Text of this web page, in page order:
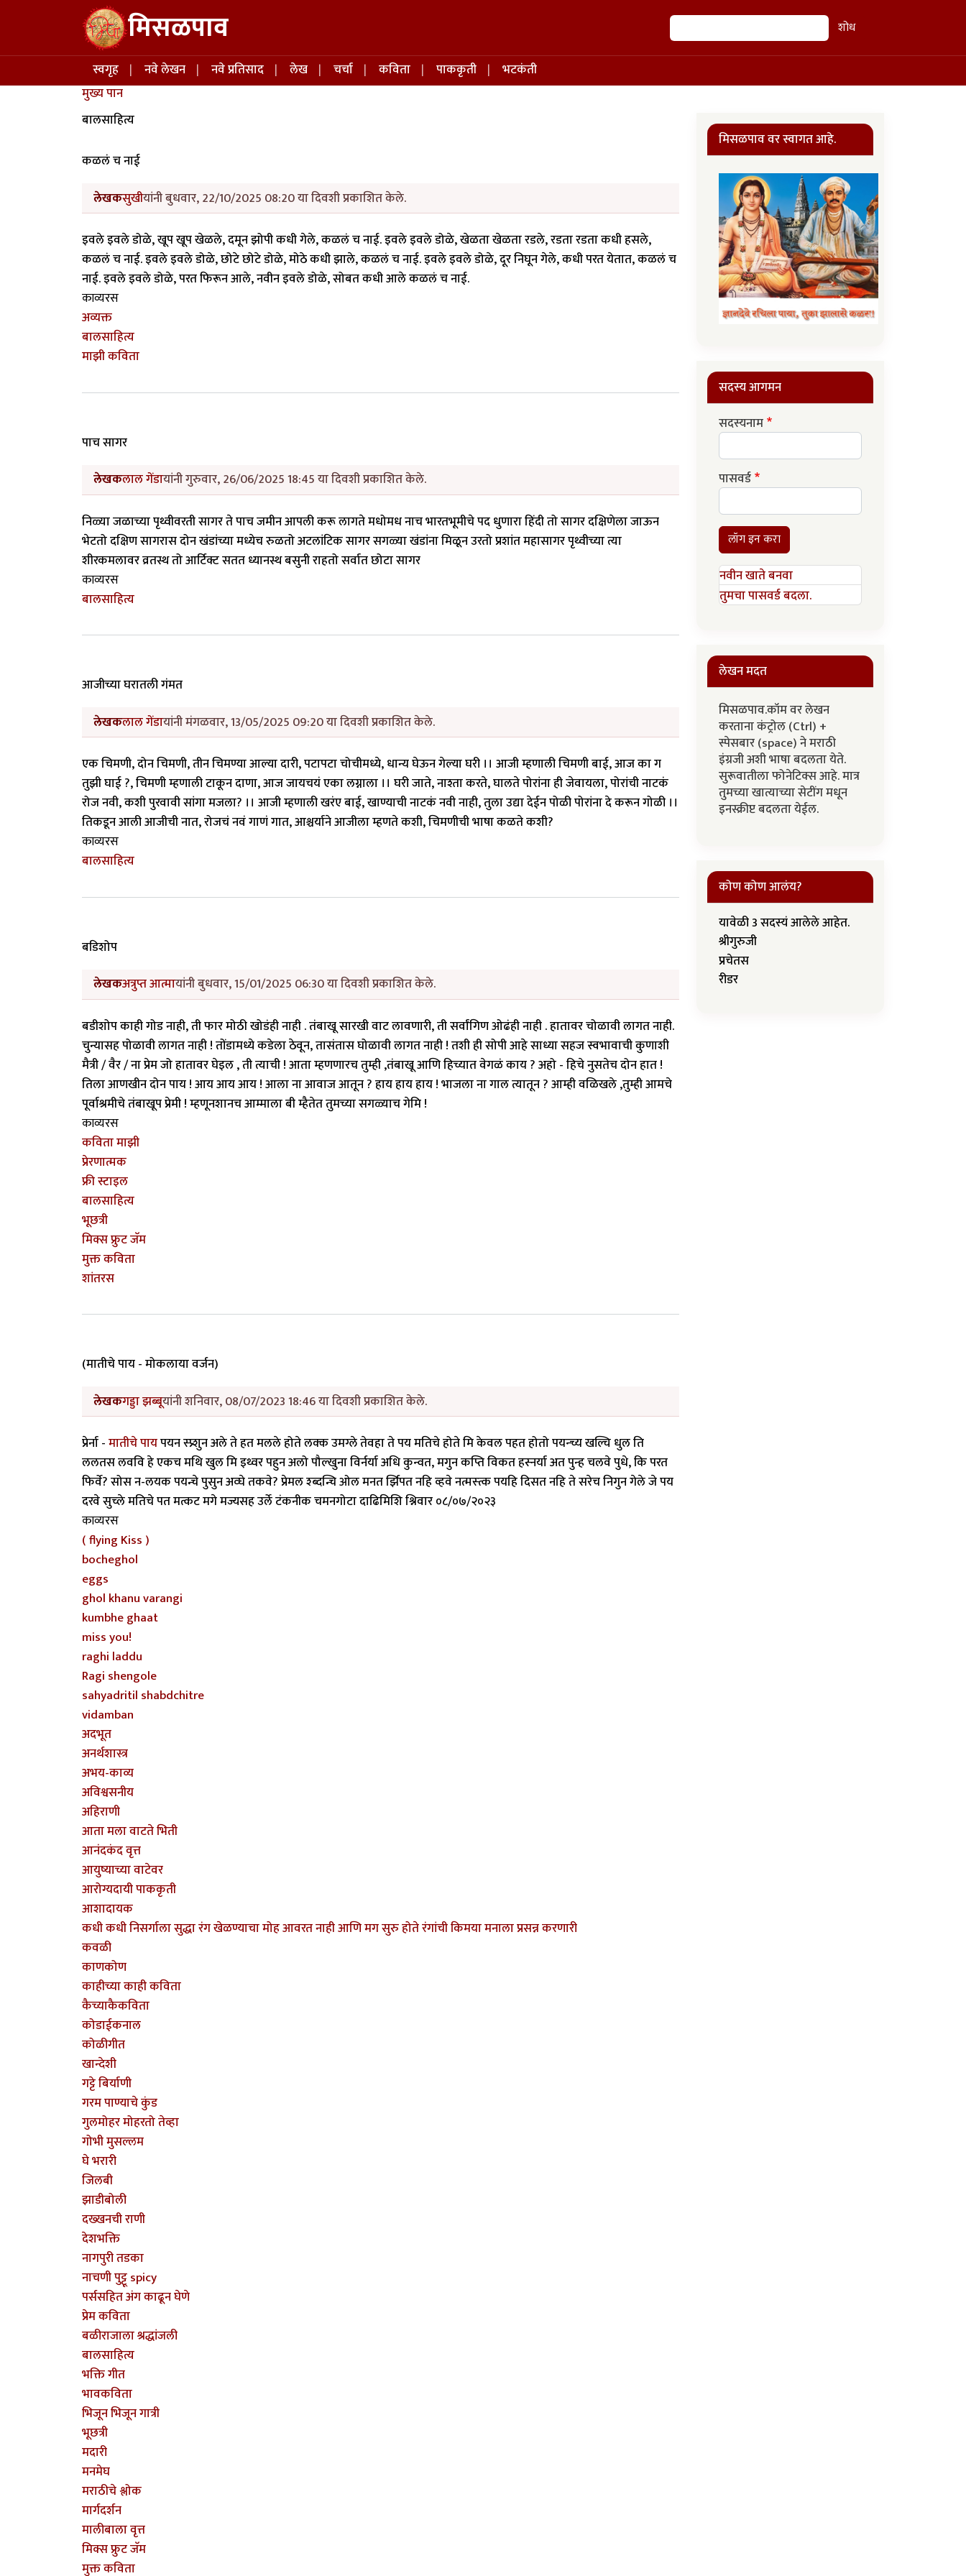
Skip to main content मिसळपाव शोध शोध
Main navigation
स्वगृह नवे लेखन नवे प्रतिसाद लेख चर्चा कविता पाककृती
भटकंती
मुख्य पान
बालसाहित्य
कळलं च नाई
लेखकसुखीयांनी बुधवार, 22/10/2025 08:20 या दिवशी प्रकाशित केले.
इवले इवले डोळे, खूप खूप खेळले, दमून झोपी कधी गेले, कळलं च नाई. इवले इवले डोळे, खेळता खेळता रडले, रडता रडता कधी हसले,
कळलं च नाई. इवले इवले डोळे, छोटे छोटे डोळे, मोठे कधी झाले, कळलं च नाई. इवले इवले डोळे, दूर निघून गेले, कधी परत येतात, कळलं च
नाई. इवले इवले डोळे, परत फिरून आले, नवीन इवले डोळे, सोबत कधी आले कळलं च नाई.
काव्यरस
अव्यक्त
बालसाहित्य
माझी कविता
पाच सागर
लेखकलाल गेंडायांनी गुरुवार, 26/06/2025 18:45 या दिवशी प्रकाशित केले.
निळ्या जळाच्या पृथ्वीवरती सागर ते पाच जमीन आपली करू लागते मधोमध नाच भारतभूमीचे पद धुणारा हिंदी तो सागर दक्षिणेला जाऊन
भेटतो दक्षिण सागरास दोन खंडांच्या मध्येच रुळतो अटलांटिक सागर सगळ्या खंडांना मिळून उरतो प्रशांत महासागर पृथ्वीच्या त्या
शीरकमलावर व्रतस्थ तो आर्टिक्ट सतत ध्यानस्थ बसुनी राहतो सर्वात छोटा सागर
काव्यरस
बालसाहित्य
आजीच्या घरातली गंमत
लेखकलाल गेंडायांनी मंगळवार, 13/05/2025 09:20 या दिवशी प्रकाशित केले.
एक चिमणी, दोन चिमणी, तीन चिमण्या आल्या दारी, पटापटा चोचीमध्ये, धान्य घेऊन गेल्या घरी ।। आजी म्हणाली चिमणी बाई, आज का ग
तुझी घाई ?, चिमणी म्हणाली टाकून दाणा, आज जायचयं एका लग्नाला ।। घरी जाते, नाश्ता करते, घालते पोरांना ही जेवायला, पोरांची नाटकं
रोज नवी, कशी पुरवावी सांगा मजला? ।। आजी म्हणाली खरंए बाई, खाण्याची नाटकं नवी नाही, तुला उद्या देईन पोळी पोरांना दे करून गोळी ।।
तिकडून आली आजीची नात, रोजचं नवं गाणं गात, आश्चर्याने आजीला म्हणते कशी, चिमणीची भाषा कळते कशी?
काव्यरस
बालसाहित्य
बडिशोप
लेखकअत्रुप्त आत्मायांनी बुधवार, 15/01/2025 06:30 या दिवशी प्रकाशित केले.
बडीशोप काही गोड नाही, ती फार मोठी खोडंही नाही . तंबाखू सारखी वाट लावणारी, ती सर्वांगिण ओढंही नाही . हातावर चोळावी लागत नाही.
चुन्यासह पोळावी लागत नाही ! तोंडामध्ये कडेला ठेवून, तासंतास घोळावी लागत नाही ! तशी ही सोपी आहे साध्या सहज स्वभावाची कुणाशी
मैत्री / वैर / ना प्रेम जो हातावर घेइल , ती त्याची ! आता म्हणणारच तुम्ही ,तंबाखू आणि हिच्यात वेगळं काय ? अहो - हिचे नुसतेच दोन हात !
तिला आणखीन दोन पाय ! आय आय आय ! आला ना आवाज आतून ? हाय हाय हाय ! भाजला ना गाल त्यातून ? आम्ही वळिखले ,तुम्ही आमचे
पूर्वाश्रमीचे तंबाखूप प्रेमी ! म्हणूनशानच आम्माला बी म्हैतेत तुमच्या सगळ्याच गेमि !
काव्यरस
कविता माझी
प्रेरणात्मक
फ्री स्टाइल
बालसाहित्य
भूछत्री
मिक्स फ्रुट जॅम
मुक्त कविता
शांतरस
(मातीचे पाय - मोकलाया वर्जन)
लेखकगड्डा झब्बूयांनी शनिवार, 08/07/2023 18:46 या दिवशी प्रकाशित केले.
प्रेर्ना -मातीचे पायपयन स्प्र्शुन अले ते हत मलले होते लक्क उमग्ले तेवहा ते पय मतिचे होते मि केवल पहत होतो पयन्च्य खल्चि धुल ति
ललतस लववि हे एकच मथि खुल मि इथ्वर पहुन अलो पौल्खुना विर्नर्या अधि कुन्वत, मगुन कप्ति विकत हस्नर्या अत पुन्ह चलवे पुधे, कि परत
फिर्वे? सोस न-लयक पयन्चे पुसुन अव्घे तकवे? प्रेमल श्ब्दन्चि ओल मनत र्झिपत नहि व्हवे नत्मस्त्क पयहि दिसत नहि ते सरेच निगुन गेले जे पय
दरवे सुच्ले मतिचे पत मत्कट मगे मज्यसह उर्ले टंकनीक चमनगोटा दाढिमिशि श्निवार ०८/०७/२०२३
काव्यरस
( flying Kiss )
bocheghol
eggs
ghol khanu varangi
kumbhe ghaat
miss you!
raghi laddu
Ragi shengole
sahyadritil shabdchitre
vidamban
अदभूत
अनर्थशास्त्र
अभय-काव्य
अविश्वसनीय
अहिराणी
आता मला वाटते भिती
आनंदकंद वृत्त
आयुष्याच्या वाटेवर
आरोग्यदायी पाककृती
आशादायक
कधी कधी निसर्गाला सुद्धा रंग खेळण्याचा मोह आवरत नाही आणि मग सुरु होते रंगांची किमया मनाला प्रसन्न करणारी
कवळी
काणकोण
काहीच्या काही कविता
कैच्याकैकविता
कोडाईकनाल
कोळीगीत
खान्देशी
गट्टे बिर्याणी
गरम पाण्याचे कुंड
गुलमोहर मोहरतो तेव्हा
गोभी मुसल्लम
घे भरारी
जिलबी
झाडीबोली
दख्खनची राणी
देशभक्ति
नागपुरी तडका
नाचणी पुट्टू spicy
पर्ससहित अंग काढून घेणे
प्रेम कविता
बळीराजाला श्रद्धांजली
बालसाहित्य
भक्ति गीत
भावकविता
भिजून भिजून गात्री
भूछत्री
मदारी
मनमेघ
मराठीचे श्लोक
मार्गदर्शन
मालीबाला वृत्त
मिक्स फ्रुट जॅम
मुक्त कविता
मिसळपाव वर स्वागत आहे.
सदस्य आगमन
सदस्यनाम
पासवर्ड
लॉग इन करा
नवीन खाते बनवा
तुमचा पासवर्ड बदला.
लेखन मदत
मिसळपाव.कॉम वर लेखन
करताना कंट्रोल (Ctrl) +
स्पेसबार (space) ने मराठी
इंग्रजी अशी भाषा बदलता येते.
सुरूवातीला फोनेटिक्स आहे. मात्र
तुमच्या खात्याच्या सेटींग मधून
इनस्क्रीप्ट बदलता येईल.
कोण कोण आलंय?
यावेळी 3 सदस्यं आलेले आहेत.
श्रीगुरुजी
प्रचेतस
रीडर